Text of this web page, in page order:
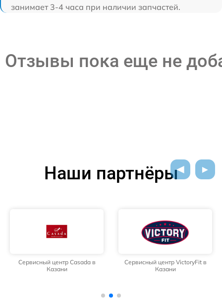
занимает 3-4 часа при наличии запчастей.
Отзывы пока еще не
Наши партнёры
Сервисный центр Casada в
Казани
Сервисный центр VictoryFit в
Казани